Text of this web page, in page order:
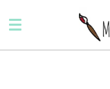
direct
naar